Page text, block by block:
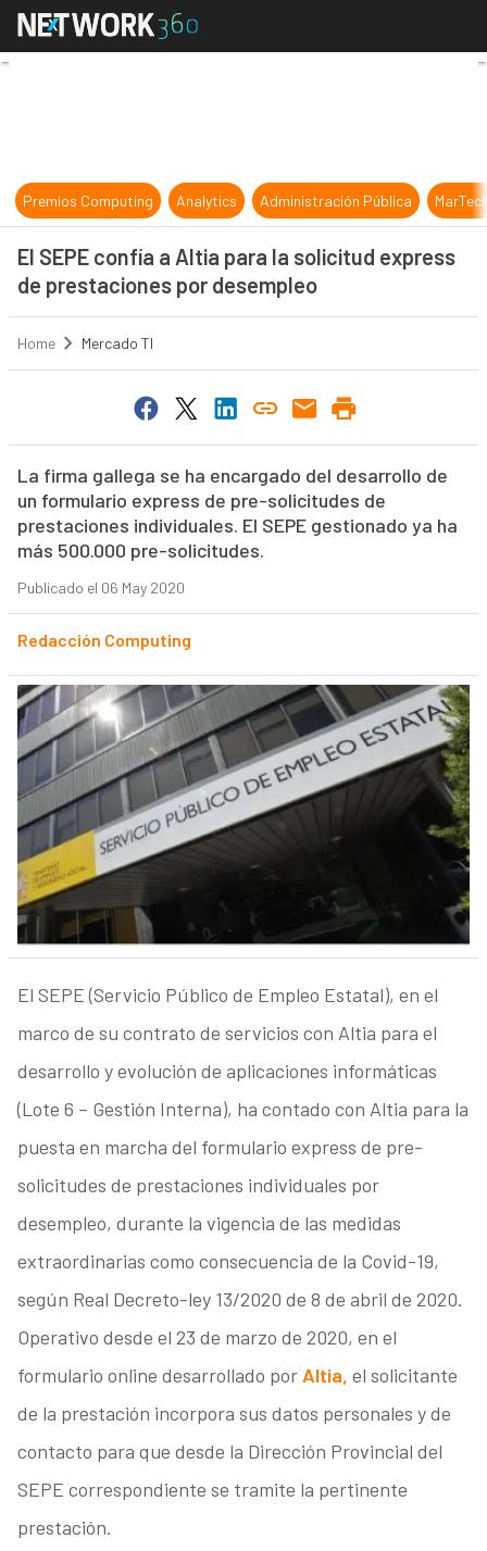
El SEPE confía a Altia para la
Premios Computing Analytics Administración Pública
El SEPE confía a Altia para la solicitud express
de prestaciones por desempleo
Home Mercado TI
La firma gallega se ha encargado del desarrollo de
un formulario express de pre-solicitudes de
prestaciones individuales. El SEPE gestionado ya ha
más 500.000 pre-solicitudes.
Publicado el 06 May 2020
Redacción Computing
El SEPE (Servicio Público de Empleo Estatal), en el
marco de su contrato de servicios con Altia para el
desarrollo y evolución de aplicaciones informáticas
(Lote 6 – Gestión Interna), ha contado con Altia para la
puesta en marcha del formulario express de pre-
solicitudes de prestaciones individuales por
desempleo, durante la vigencia de las medidas
extraordinarias como consecuencia de la Covid-19,
según Real Decreto-ley 13/2020 de 8 de abril de 2020.
Operativo desde el 23 de marzo de 2020, en el
formulario online desarrollado porAltia, el solicitante
de la prestación incorpora sus datos personales y de
contacto para que desde la Dirección Provincial del
SEPE correspondiente se tramite la pertinente
prestación.